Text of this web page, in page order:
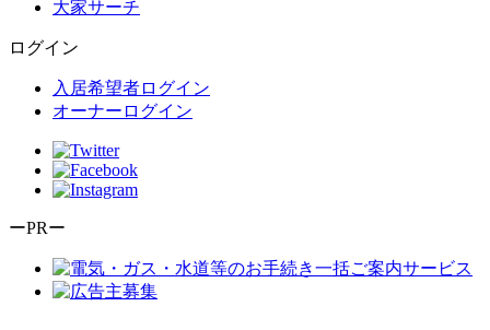
大家サーチ
ログイン
入居希望者ログイン
オーナーログイン
ーPRー